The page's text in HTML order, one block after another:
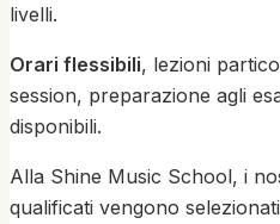
livelli.
Orari flessibili, lezioni
session, preparazione agli
disponibili.
Alla Shine Music School, i
qualificati vengono